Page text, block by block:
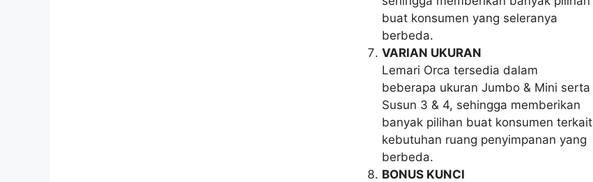
buat konsumen yang seleranya
berbeda.
VARIAN UKURAN
Lemari Orca tersedia dalam
beberapa ukuran Jumbo & Mini serta
Susun 3 & 4, sehingga memberikan
banyak pilihan buat konsumen terkait
kebutuhan ruang penyimpanan yang
berbeda.
BONUS KUNCI